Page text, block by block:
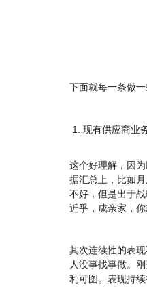
下面就每一条做一
现有供应商业
这个好理解，因
据汇总上，比如
不好，但是出于
近乎，成亲家，
其次连续性的表
人没事找事做。
利可图。表现持